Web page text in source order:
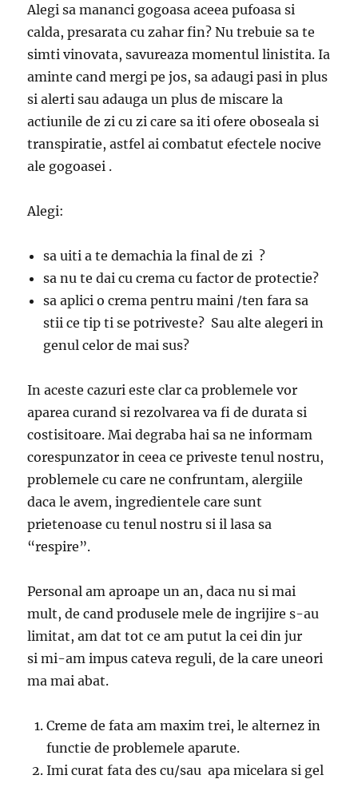
Alegi sa mananci gogoasa aceea pufoasa si
calda, presarata cu zahar fin? Nu trebuie sa te
simti vinovata, savureaza momentul linistita. Ia
aminte cand mergi pe jos, sa adaugi pasi in plus
si alerti sau adauga un plus de miscare la
actiunile de zi cu zi care sa iti ofere oboseala si
transpiratie, astfel ai combatut efectele nocive
ale gogoasei .
Alegi:
sa uiti a te demachia la final de zi ?
sa nu te dai cu crema cu factor de protectie?
sa aplici o crema pentru maini /ten fara sa
stii ce tip ti se potriveste? Sau alte alegeri in
genul celor de mai sus?
In aceste cazuri este clar ca problemele vor
aparea curand si rezolvarea va fi de durata si
costisitoare. Mai degraba hai sa ne informam
corespunzator in ceea ce priveste tenul nostru,
problemele cu care ne confruntam, alergiile
daca le avem, ingredientele care sunt
prietenoase cu tenul nostru si il lasa sa
“respire”.
Personal am aproape un an, daca nu si mai
mult, de cand produsele mele de ingrijire s-au
limitat, am dat tot ce am putut la cei din jur
si mi-am impus cateva reguli, de la care uneori
ma mai abat.
Creme de fata am maxim trei, le alternez in
functie de problemele aparute.
Imi curat fata des cu/sau apa micelara si gel